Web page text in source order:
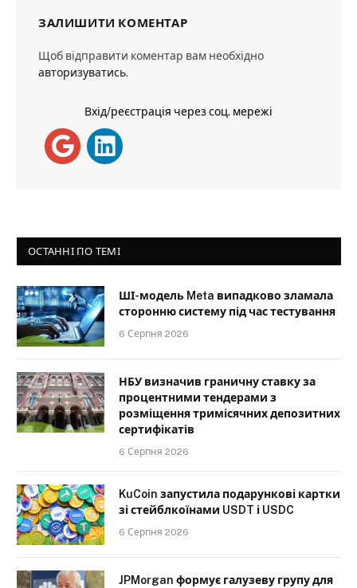
ЗАЛИШИТИ КОМЕНТАР
Щоб відправити коментар вам необхідно
авторизуватись.
Вхід/реєстрація через соц. мережі
ОСТАННІ ПО ТЕМІ
ШІ-модель Meta випадково зламала
сторонню систему під час тестування
6 Серпня 2026
НБУ визначив граничну ставку за
процентними тендерами з
розміщення тримісячних депозитних
сертифікатів
6 Серпня 2026
KuCoin запустила подарункові картки
зі стейблкоїнами USDT і USDC
6 Серпня 2026
JPMorgan формує галузеву групу для